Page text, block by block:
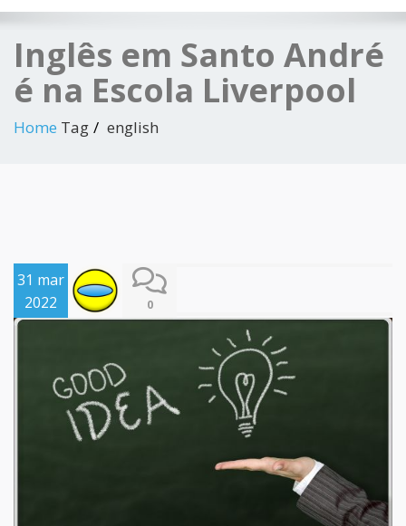
Inglês em Santo André
é na Escola Liverpool
Home Tag english
31 mar
2022
0